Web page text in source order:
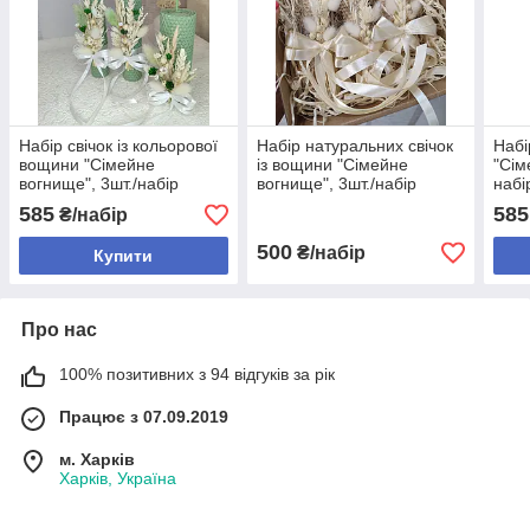
Набір свічок із кольорової
вощини "Сімейне
вогнище", 3шт./набір
585 ₴/набір
Купити
Набір натуральних свічок
із вощини "Сімейне
вогнище", 3шт./набір
500₴/набір
585
Про нас
100% позитивних з 94 відгуків за рік
Працює з 07.09.2019
м. Харків
Харків, Україна